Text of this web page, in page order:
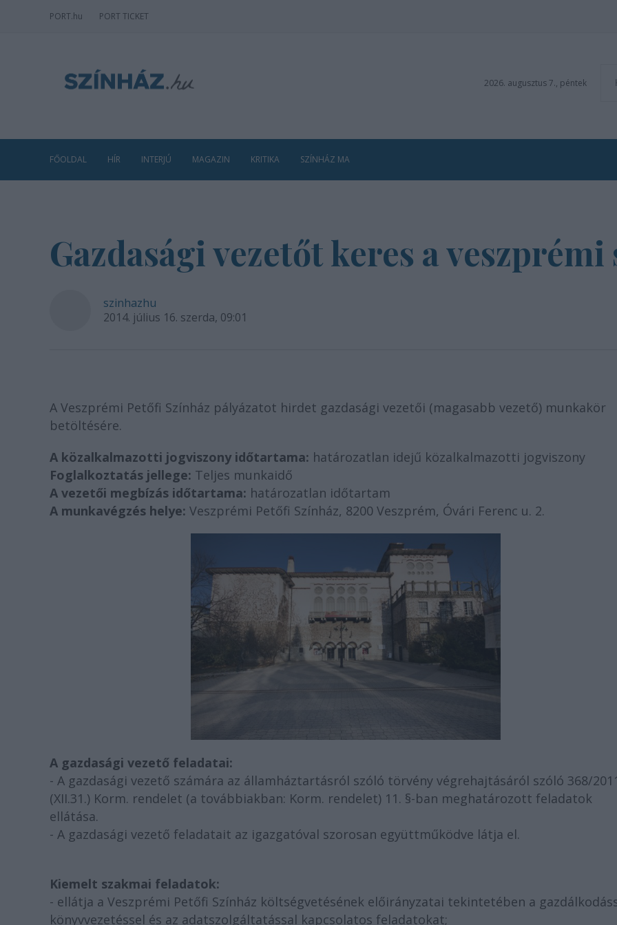
PORT.hu PORT TICKET
2026. augusztus 7., péntek
FŐOLDAL HÍR INTERJÚ MAGAZIN KRITIKA SZÍNHÁZ MA
Gazdasági vezetőt keres a veszprémi
szinhazhu
2014. július 16. szerda, 09:01
A Veszprémi Petőfi Színház pályázatot hirdet gazdasági vezetői (magasabb vezető) munkakör
betöltésére.
A közalkalmazotti jogviszony időtartama: határozatlan idejű közalkalmazotti jogviszony
Foglalkoztatás jellege: Teljes munkaidő
A vezetői megbízás időtartama: határozatlan időtartam
A munkavégzés helye: Veszprémi Petőfi Színház, 8200 Veszprém, Óvári Ferenc u. 2.
A gazdasági vezető feladatai:
- A gazdasági vezető számára az államháztartásról szóló törvény végrehajtásáról szóló 368/
(XII.31.) Korm. rendelet (a továbbiakban: Korm. rendelet) 11. §-ban meghatározott feladatok
ellátása.
- A gazdasági vezető feladatait az igazgatóval szorosan együttműködve látja el.
Kiemelt szakmai feladatok:
- ellátja a Veszprémi Petőfi Színház költségvetésének előirányzatai tekintetében a
könyvvezetéssel és az adatszolgáltatással kapcsolatos feladatokat;